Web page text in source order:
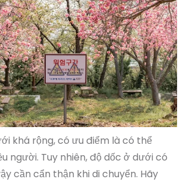
khá rộng, có ưu điểm là có thể
người. Tuy nhiên, độ dốc ở dưới có
cần cẩn thận khi di chuyển. Hãy